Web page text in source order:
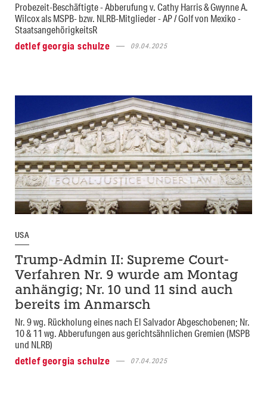
Probezeit-Beschäftigte - Abberufung v. Cathy Harris & Gwynne A.
Wilcox als MSPB- bzw. NLRB-Mitglieder - AP / Golf von Mexiko -
StaatsangehörigkeitsR
detlef georgia schulze
09.04.2025
USA
Trump-Admin II: Supreme Court-
Verfahren Nr. 9 wurde am Montag
anhängig; Nr. 10 und 11 sind auch
bereits im Anmarsch
Nr. 9 wg. Rückholung eines nach El Salvador Abgeschobenen; Nr.
10 & 11 wg. Abberufungen aus gerichtsähnlichen Gremien (MSPB
und NLRB)
detlef georgia schulze
07.04.2025